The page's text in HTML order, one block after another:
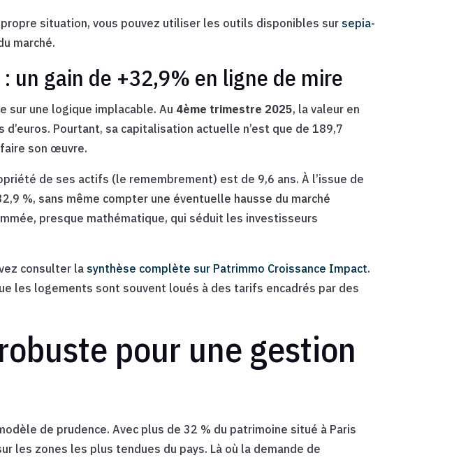
situation, vous pouvez utiliser les outils disponibles sur sepia-
marché.
un gain de +32,9% en ligne de mire
sur une logique implacable. Au 4ème trimestre 2025, la valeur en
Pourtant, sa capitalisation actuelle n’est que de 189,7
son œuvre.
de ses actifs (le remembrement) est de 9,6 ans. À l’issue de
%, sans même compter une éventuelle hausse du marché
presque mathématique, qui séduit les investisseurs
consulter la synthèse complète sur Patrimmo Croissance Impact.
les logements sont souvent loués à des tarifs encadrés par des
pour une gestion
de prudence. Avec plus de 32 % du patrimoine situé à Paris
les zones les plus tendues du pays. Là où la demande de